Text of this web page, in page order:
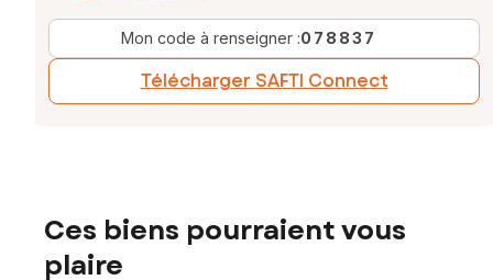
Mon code à renseigner :078837
Télécharger SAFTI Connect
Ces biens pourraient vous
plaire